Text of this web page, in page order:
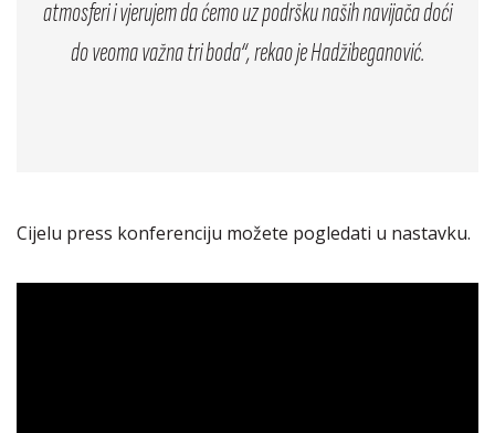
atmosferi i vjerujem da ćemo uz podršku naših navijača doći
do veoma važna tri boda“, rekao je Hadžibeganović.
Cijelu press konferenciju možete pogledati u nastavku.